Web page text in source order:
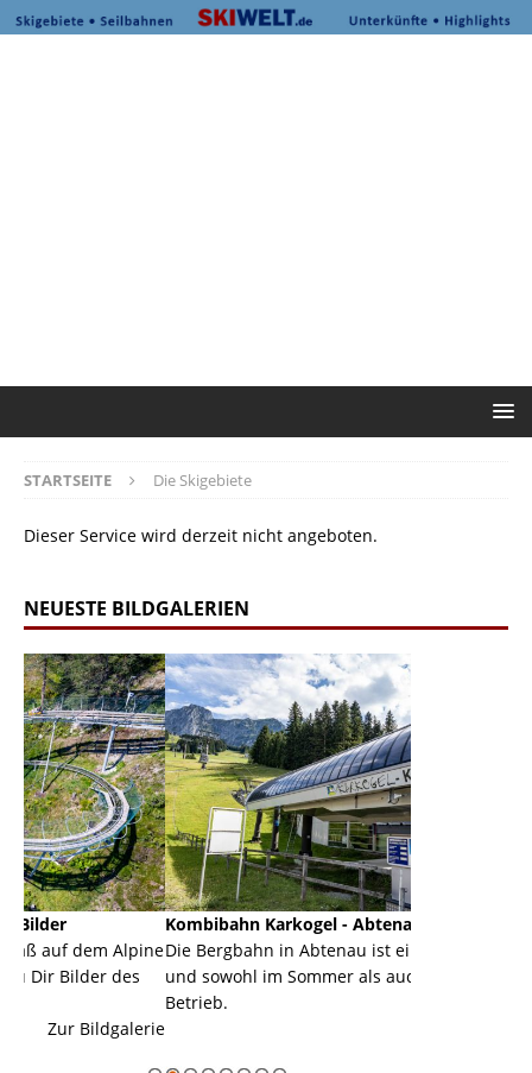
STARTSEITE Die Skigebiete
Dieser Service wird derzeit nicht angeboten.
NEUESTE BILDGALERIEN
Kombibahn Karkogel - Abtenau - Salzburg
Die Bergbahn in Abtenau ist eine Kombibahn
und sowohl im Sommer als auch im Winter in